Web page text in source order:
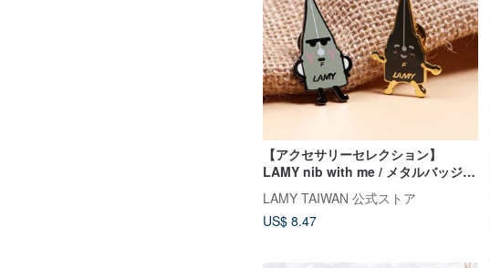
【アクセサリーセレクション】
LAMY nib with me / メタルバッジシ
リーズ - ブラックMS. または シルバ
ーMr.
LAMY TAIWAN 公式ストア
US$ 8.47